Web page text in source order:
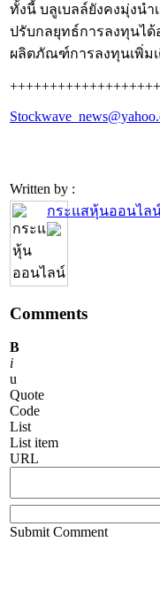
ทั้งนี้ บลูเบลล์ยังคงมุ่งน
ปรับกลยุทธ์การลงทุนได้
ผลิตภัณฑ์การลงทุนเพิ่ม
Written by :
กระแสหุ้นออนไล
Comments
B
i
u
Quote
Code
List
List item
URL
Submit Comment